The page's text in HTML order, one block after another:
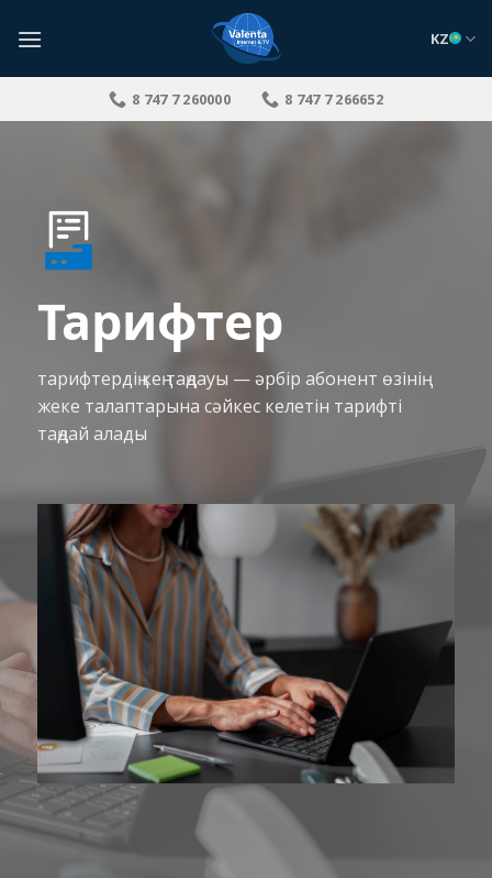
KZ
8 747 7 260000 8 747 7 266652
Тарифтер
тарифтердің кең таңдауы — әрбір абонент өзінің
жеке талаптарына сәйкес келетін тарифті
таңдай алады